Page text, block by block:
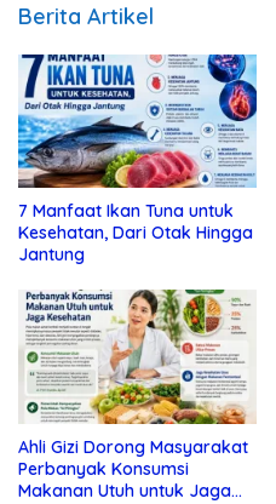
Berita Artikel
7 Manfaat Ikan Tuna untuk
Kesehatan, Dari Otak Hingga
Jantung
Ahli Gizi Dorong Masyarakat
Perbanyak Konsumsi
Makanan Utuh untuk Jaga